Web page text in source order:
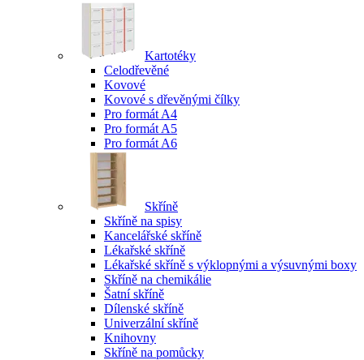
Kartotéky
Celodřevěné
Kovové
Kovové s dřevěnými čílky
Pro formát A4
Pro formát A5
Pro formát A6
Skříně
Skříně na spisy
Kancelářské skříně
Lékařské skříně
Lékařské skříně s výklopnými a výsuvnými boxy
Skříně na chemikálie
Šatní skříně
Dílenské skříně
Univerzální skříně
Knihovny
Skříně na pomůcky